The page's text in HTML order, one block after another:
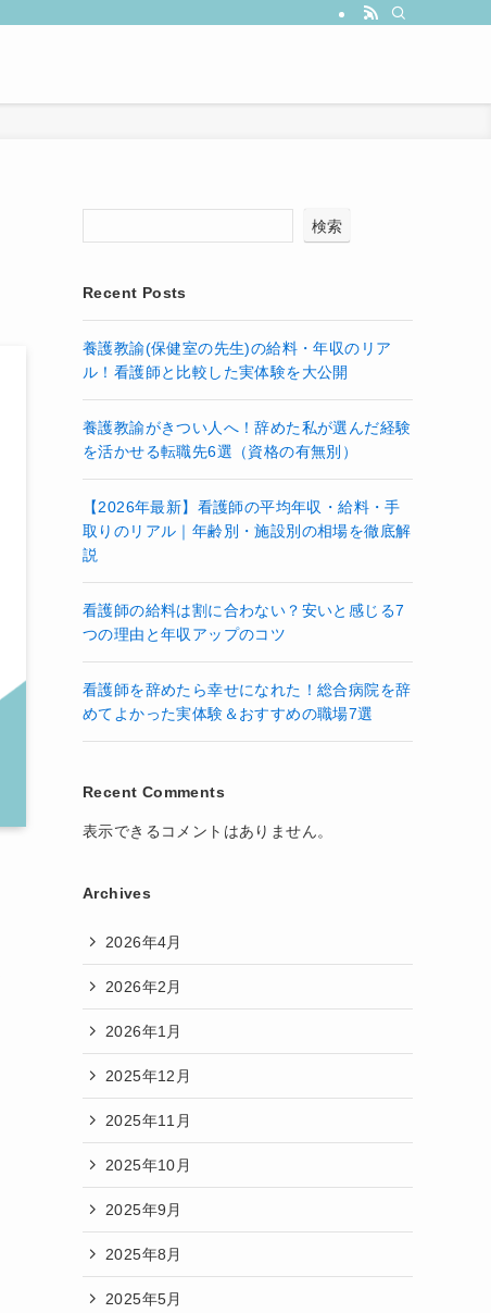
検索
Recent Posts
養護教諭(保健室の先生)の給料・年収のリア
ル！看護師と比較した実体験を大公開
養護教諭がきつい人へ！辞めた私が選んだ経験
を活かせる転職先6選（資格の有無別）
【2026年最新】看護師の平均年収・給料・手
取りのリアル｜年齢別・施設別の相場を徹底解
説
看護師の給料は割に合わない？安いと感じる7
つの理由と年収アップのコツ
看護師を辞めたら幸せになれた！総合病院を辞
めてよかった実体験＆おすすめの職場7選
Recent Comments
表示できるコメントはありません。
Archives
2026年4月
2026年2月
2026年1月
2025年12月
2025年11月
2025年10月
2025年9月
2025年8月
2025年5月